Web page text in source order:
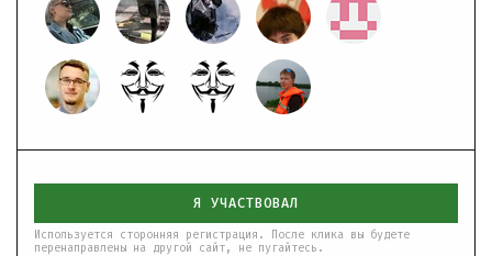
Я УЧАСТВОВАЛ
Используется сторонняя регистрация. После клика вы будете
перенаправлены на другой сайт, не пугайтесь.